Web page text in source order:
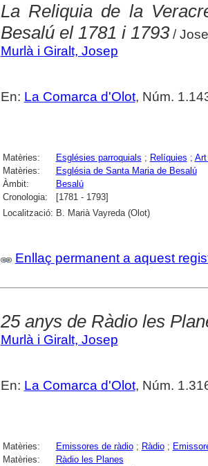
La Reliquia de la
Besalú el 1781 i 1793/
Murlà i Giralt, Josep
En: La Comarca d'Olot, Núm.
Matèries: Esglésies parroquials ; Relíquies ;
Matèries:
Església de Santa Maria de Besalú
Àmbit:
Besalú
Cronologia:
[1781 - 1793]
Localització: B. Marià Vayreda (Olot)
Enllaç permanent a aquest
25 anys de Ràdio les
Murlà i Giralt, Josep
En: La Comarca d'Olot, Núm.
Matèries: Emissores de ràdio; Ràdio;
Matèries:
Ràdio les Planes